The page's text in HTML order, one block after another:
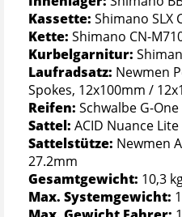
Kassette: Shimano SLX
Kette: Shimano CN-
Kurbelgarnitur:
Laufradsatz: Newmen
Spokes, 12x100mm /
Reifen: Schwalbe G-One
Sattel: ACID Nuance Lite
Sattelstütze: Newmen
27.2mm
Gesamtgewicht: 10,3
Max. Systemgewicht: